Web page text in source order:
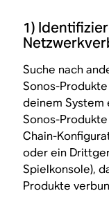
1)
Suche nach
Sonos-
deinem System
Sonos-
Chain-
oder ein
Spielkonsole),
Produkte